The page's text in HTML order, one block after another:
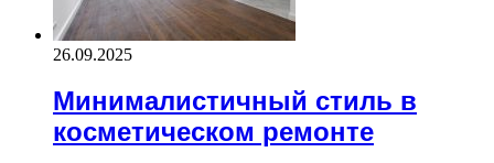
26.09.2025
Минималистичный стиль в
косметическом ремонте